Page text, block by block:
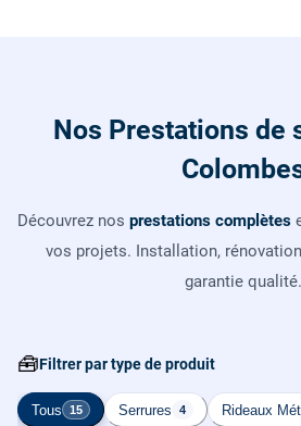
Nos Prestations de
Découvrez nos prestations complètes
vos projets. Installation,
garantie qualité.
🧰Filtrer par type de produit
Tous 15 Serrures 4 Rideaux